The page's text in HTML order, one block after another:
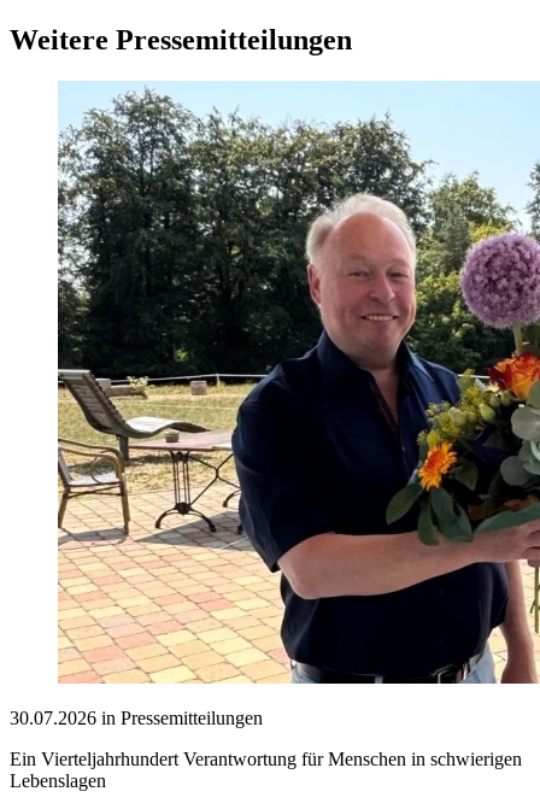
Weitere Pressemitteilungen
30.07.2026 in Pressemitteilungen
Ein Vierteljahrhundert Verantwortung für Menschen in schwierigen
Lebenslagen